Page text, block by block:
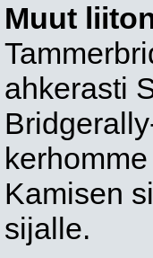
Muut
ahkerasti
Kamisen
sijalle.